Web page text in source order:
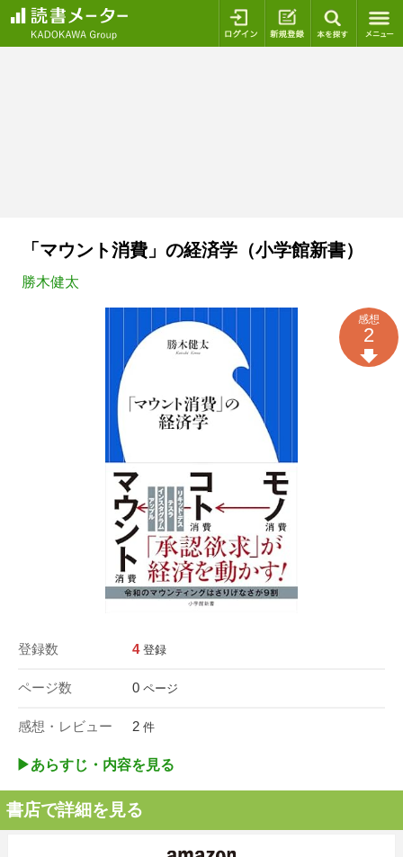
ログイン 新規登録
「マウント消費」の経済学（小学館新書）
勝木健太
登録数 4 登録
ページ数 0 ページ
感想・レビュー 2 件
感想
2
▶︎あらすじ・内容を見る
書店で詳細を見る